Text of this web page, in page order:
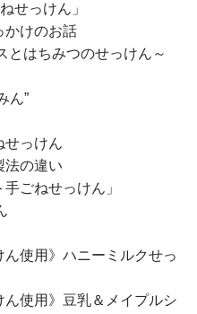
せっけん」
けのお話
はちみつのせっけん～
ん”
っけん
の違い
ごねせっけん」
使用》ハニーミルクせっ
使用》豆乳＆メイプルシ